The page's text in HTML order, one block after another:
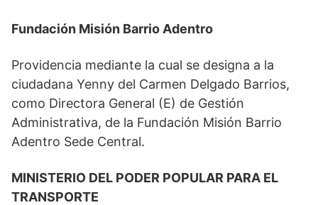
Fundación Misión Barrio Adentro
Providencia mediante la cual se designa a la
ciudadana Yenny del Carmen Delgado Barrios,
como Directora General (E) de Gestión
Administrativa, de la Fundación Misión Barrio
Adentro Sede Central.
MINISTERIO DEL PODER POPULAR PARA EL
TRANSPORTE